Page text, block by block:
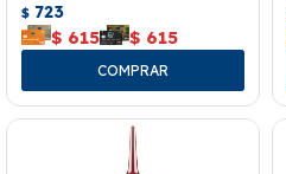
$ 723
$ 615 $ 615